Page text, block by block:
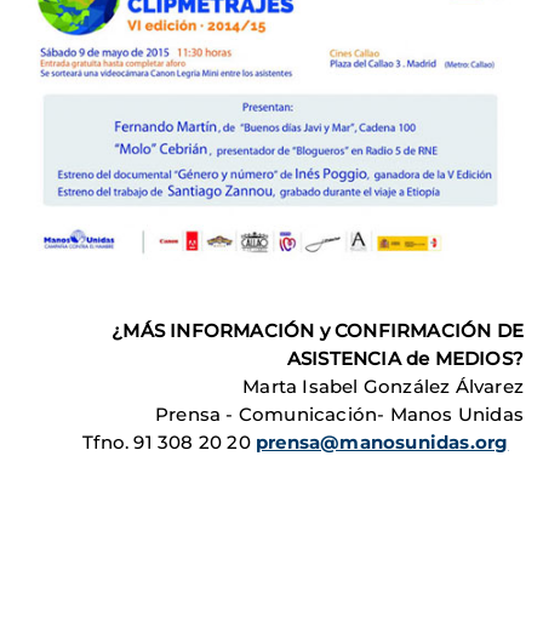
¿MÁS INFORMACIÓN y CONFIRMACIÓN DE
ASISTENCIA de MEDIOS?
Marta Isabel González Álvarez
Prensa - Comunicación- Manos Unidas
Tfno. 91 308 20 20 prensa@manosunidas.org